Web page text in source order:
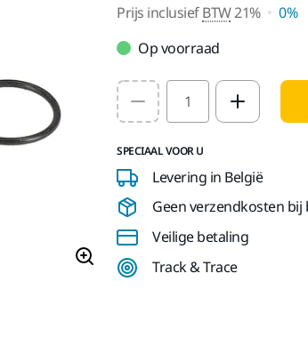
Prijs inclusiefBTW21%
0%
Op voorraad
Select quantity value
SPECIAAL VOOR U
Levering in België
Geen verzendkosten bij
Veilige betaling
Track & Trace